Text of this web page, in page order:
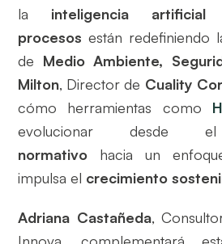
la inteligencia artificial
procesos están redefiniendo
de Medio Ambiente,
Milton, Director de Cuality
cómo herramientas como
evolucionar desde
normativo hacia un
impulsa el crecimiento
Adriana Castañeda,